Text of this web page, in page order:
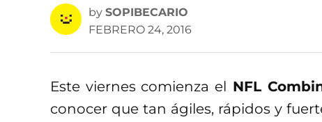
by SOPIBECARIO
FEBRERO 24, 2016
Este viernes comienza el NFL
conocer que tan ágiles, rápidos y